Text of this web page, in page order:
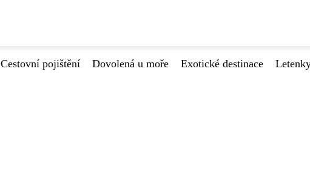
Cestovní pojištění Dovolená u moře Exotické destinace